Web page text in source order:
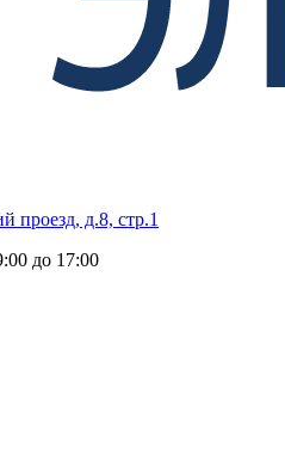
проезд, д.8, стр.1
до 17:00